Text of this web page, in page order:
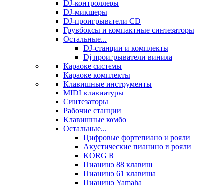
DJ-контроллеры
DJ-микшеры
DJ-проигрыватели CD
Грувбоксы и компактные синтезаторы
Остальные...
DJ-станции и комплекты
Dj проигрыватели винила
Караоке системы
Караоке комплекты
Клавишные инструменты
MIDI-клавиатуры
Синтезаторы
Рабочие станции
Клавишные комбо
Остальные...
Цифровые фортепиано и рояли
Акустические пианино и рояли
KORG B
Пианино 88 клавиш
Пианино 61 клавиша
Пианино Yamaha